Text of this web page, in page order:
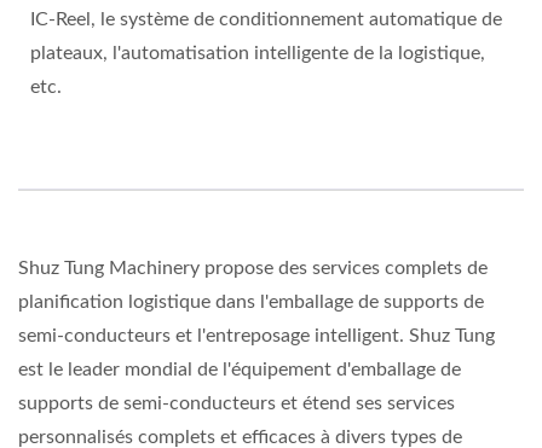
IC-Reel, le système de conditionnement automatique de
plateaux, l'automatisation intelligente de la logistique,
etc.
Shuz Tung Machinery propose des services complets de
planification logistique dans l'emballage de supports de
semi-conducteurs et l'entreposage intelligent. Shuz Tung
est le leader mondial de l'équipement d'emballage de
supports de semi-conducteurs et étend ses services
personnalisés complets et efficaces à divers types de